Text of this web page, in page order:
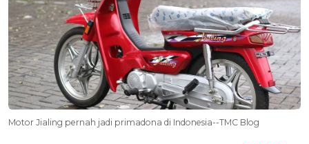
Motor Jialing pernah jadi primadona di Indonesia--TMC Blog